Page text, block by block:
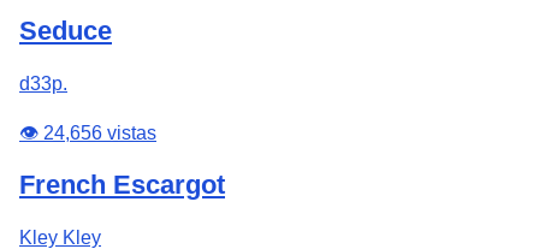
Seduce
d33p.
👁️ 24,656 vistas
French Escargot
Kley Kley